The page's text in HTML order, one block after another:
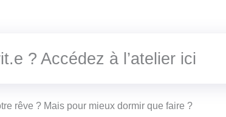
? Accédez à l’atelier ici
rêve ? Mais pour mieux dormir que faire ?